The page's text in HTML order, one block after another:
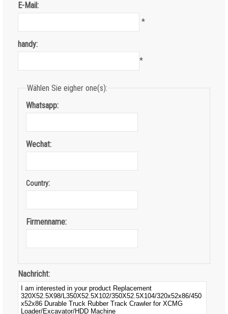
E-Mail:
*
handy:
*
Wählen Sie eigher one(s):
Whatsapp:
Wechat:
Country:
Firmenname:
Nachricht: